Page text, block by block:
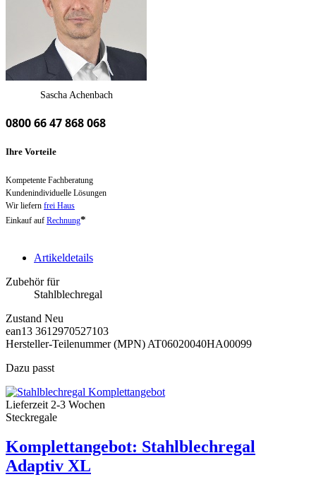
Sascha Achenbach
0800 66 47 868 068
Ihre Vorteile
Kompetente Fachberatung
Kundenindividuelle Lösungen
Wir liefern frei Haus
Einkauf auf Rechnung*
Artikeldetails
Zubehör für
Stahlblechregal
Zustand Neu
ean13 3612970527103
Hersteller-Teilenummer (MPN) AT06020040HA00099
Dazu passt
Lieferzeit 2-3 Wochen
Steckregale
Komplettangebot: Stahlblechregal
Adaptiv XL